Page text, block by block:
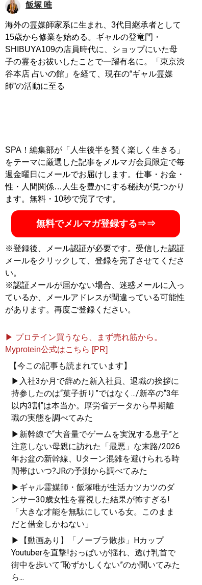
飯塚 唯
海外の霊媒師家系に生まれ、3代目継承者として
15歳から修業を始める。ギャルの登竜門・
SHIBUYA109の店員時代に、ショップにいた母
子の霊をお祓いしたことで一躍有名に。「東京渋
谷本店 占いの館」を経て、現在の“ギャル霊媒
師”の活動に至る
SPA！編集部が「人生後半を賢く楽しく生きる」
をテーマに厳選した記事をメルマガ会員限定で毎
週金曜日にメールでお届けします。仕事・お金・
性・人間関係…人生を豊かにする秘訣が見つかり
ます。無料・10秒で完了です。
無料でメルマガ登録する⇒⇒
※登録後、メール認証が必要です。受信した認証
メールをクリックして、登録を完了させてくださ
い。
※認証メールが届かない場合、迷惑メールに入っ
ているか、メールアドレスが間違っている可能性
があります。再度ご登録ください。
▶ プロテイン買うなら、まず売れ筋から。
Myprotein公式はこちら [PR]
【今この記事も読まれています】
▶入社3か月で辞めた新入社員、退職の挨拶に
持参したのは“菓子折り”ではなく.../新卒の“3年
以内3割”は本当か。厚労省データから早期離
職の実態を調べてみた
▶新幹線で“大音量でゲームを実況する息子”と
注意しない母親に訪れた「最悪」な末路/2026
年お盆の新幹線、Uターン混雑を避けられる時
間帯はいつ?JRの予測から調べてみた
▶ギャル霊媒師・飯塚唯が生活カツカツのダ
ンサー30歳女性を霊視した結果が怖すぎる!
「大きな才能を無駄にしている女。このまま
だと借金しかねない」
▶【動画あり】「ノーブラ散歩」Hカップ
Youtuberを直撃!おっぱいが揺れ、透け乳首で
街中を歩いて“恥ずかしくない”のか聞いてみた
ら...